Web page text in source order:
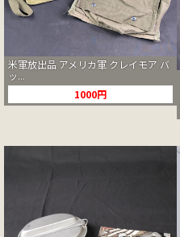
米軍放出品 アメリカ軍 クレイモア バ
ッ...
1000円